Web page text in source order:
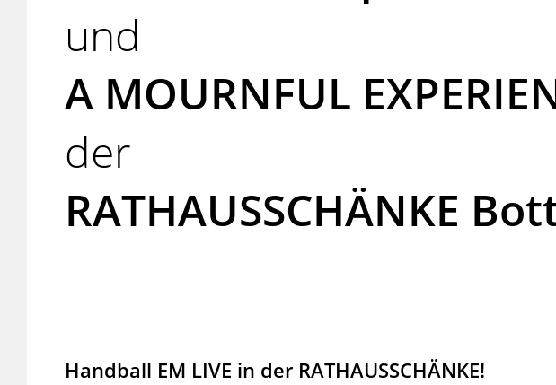
und
A MOURNFUL
der
RATHAUSSCHÄNKE
Handball EM LIVE in der RATHAUSSCHÄNKE!